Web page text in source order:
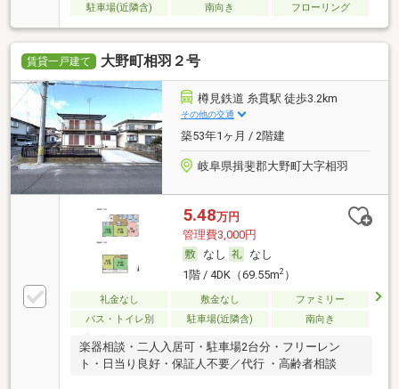
駐車場(近隣含)
南向き フローリング
賃貸一戸建て 大野町相羽２号
樽見鉄道 糸貫駅 徒歩3.2km
その他の交通
築53年1ヶ月 / 2階建
岐阜県揖斐郡大野町大字相羽
5.48万円
管理費3,000円
なし
なし
1階 / 4DK（69.55m2）
礼金なし 敷金なし
ファミリー
バス・トイレ別
駐車場(近隣含) 南向き
楽器相談・二人入居可・駐車場2台分・フリーレン
ト・日当り良好・保証人不要／代行 ・高齢者相談